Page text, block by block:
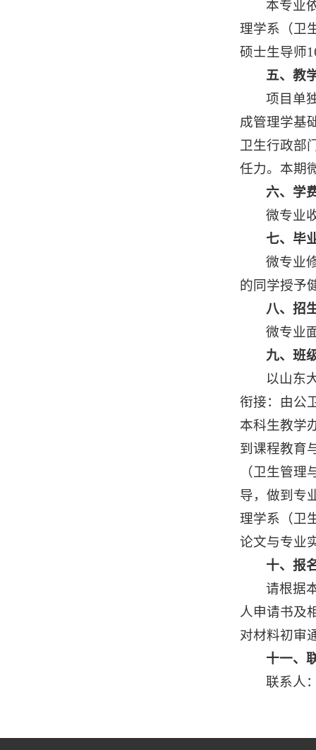
本专业
理学系（卫
硕士生导师
五、教
项目单
成管理学基
卫生行政部
任力。本期
六、学
微专业
七、毕
微专业
的同学授予
八、招
微专业
九、班
以山东
衔接：由公
本科生教学
到课程教育
（卫生管
导，做到专
理学系（卫
论文与专业
十、报
请根据
人申请书及
对材料初审
十一、
联系人